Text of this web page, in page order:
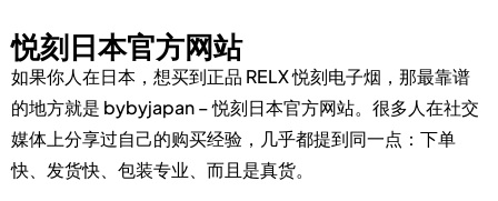
悦刻日本官方网站
如果你人在日本，想买到正品 RELX 悦刻电子烟 ，那最靠谱
的地方就是 bybyjapan – 悦刻日本官方网站。很多人在社交
媒体上分享过自己的购买经验，几乎都提到同一点：下单
快、发货快、包装专业、而且是真货。